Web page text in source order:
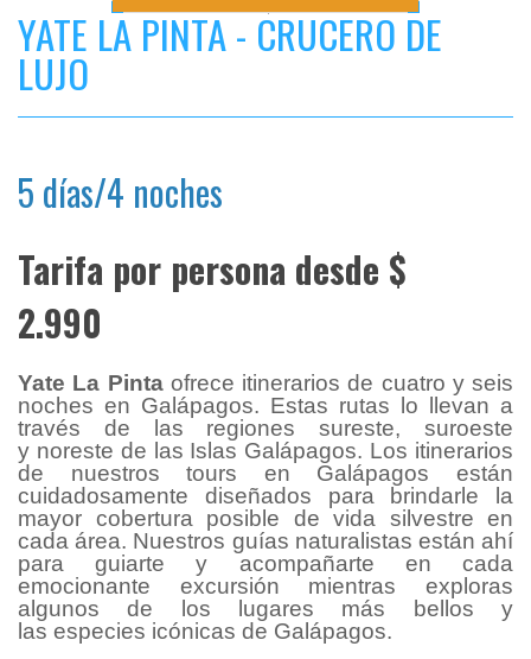
YATE LA PINTA - CRUCERO DE
LUJO
5 días/4 noches
Tarifa por persona desde $
2.990
Yate La Pintaofrece itinerarios de cuatro y seis
noches en Galápagos. Estas rutas lo llevan a
través de las regiones sureste, suroeste
y noreste de las Islas Galápagos. Los itinerarios
de nuestros tours en Galápagos están
cuidadosamente diseñados para brindarle la
mayor cobertura posible de vida silvestre en
cada área. Nuestros guías naturalistas están ahí
para guiarte y acompañarte en cada
emocionante excursión mientras exploras
algunos de los lugares más bellos y
las especies icónicas de Galápagos.